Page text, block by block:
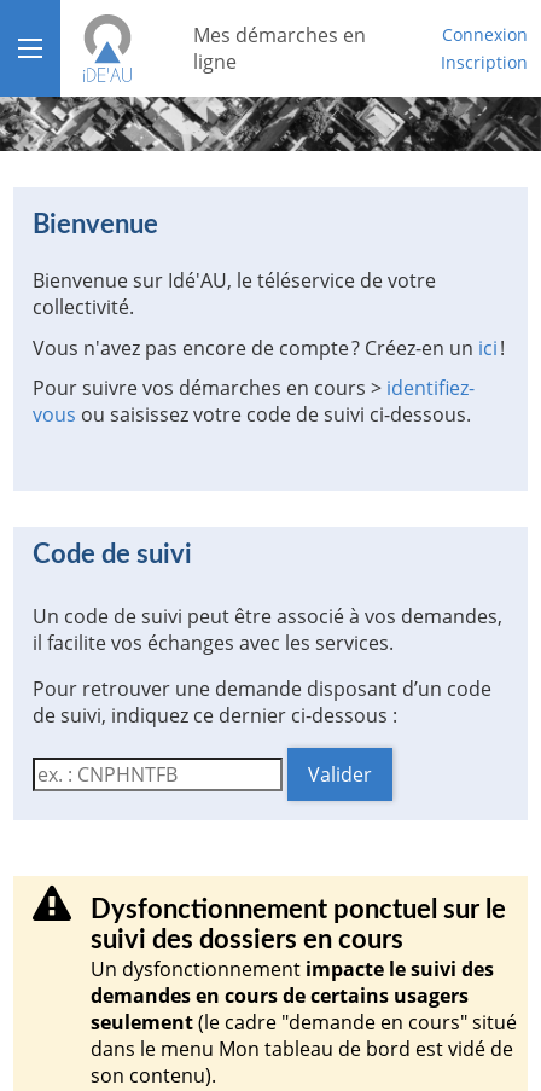
Mes démarches en
ligne
Connexion
Inscription
Ouvrir le menu
Accueil
Mon tableau de bord
Bienvenue
Bienvenue sur Idé'AU, le téléservice de votre
collectivité.
Vous n'avez pas encore de compte ? Créez-en un ici!
Pour suivre vos démarches en cours > identifiez-
vous ou saisissez votre code de suivi ci-dessous.
Code de suivi
Un code de suivi peut être associé à vos demandes,
il facilite vos échanges avec les services.
Pour retrouver une demande disposant d’un code
de suivi, indiquez ce dernier ci-dessous :
Code de suivi
Valider
Dysfonctionnement ponctuel sur le
suivi des dossiers en cours
Un dysfonctionnement impacte le suivi des
demandes en cours de certains usagers
seulement(le cadre "demande en cours" situé
dans le menu Mon tableau de bord est vidé de
son contenu).